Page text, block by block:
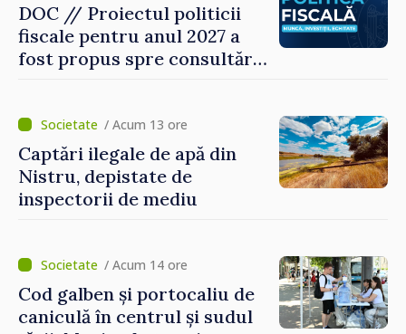
DOC // Proiectul politicii
fiscale pentru anul 2027 a
fost propus spre consultări
/ Acum 13 ore
Captări ilegale de apă din
Nistru, depistate de
inspectorii de mediu
/ Acum 14 ore
Cod galben și portocaliu de
caniculă în centrul și sudul